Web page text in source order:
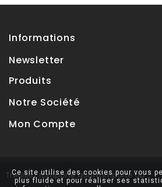
Informations
Newsletter
Produits
Notre Société
Mon Compte
Treuillez n'importe quoi n'importe où
Ce site utilise des cookies pour vous
plus fluide et pour réaliser ses